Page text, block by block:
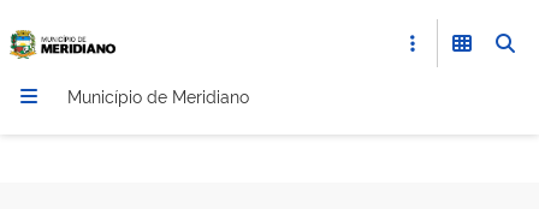
Município de Meridiano